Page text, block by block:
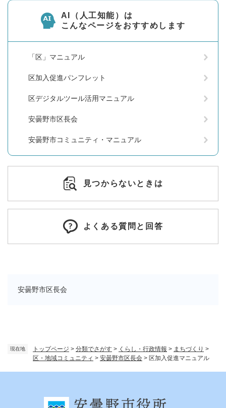
現在地 トップページ > 分類でさがす > くらし・行政情報 > まちづくり >
区・地域コミュニティ > 安曇野市区長会 > 区加入促進マニュアル
AI（人工知能）は
こんなページをおすすめします
「区」マニュアル
区加入促進パンフレット
区デジタルツール活用マニュアル
安曇野市区長会
安曇野市コミュニティ・マニュアル
見つからないときは
よくある質問と回答
安曇野市区長会